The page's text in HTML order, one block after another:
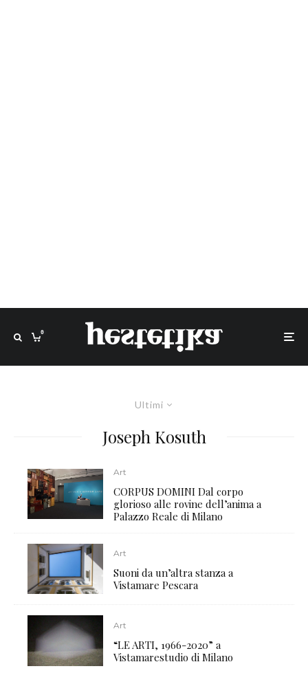
0
Ultimi
Joseph Kosuth
Art
CORPUS DOMINI Dal corpo
glorioso alle rovine dell’anima a
Palazzo Reale di Milano
Art
Suoni da un’altra stanza a
Vistamare Pescara
Art
“LE ARTI, 1966-2020” a
Vistamarestudio di Milano